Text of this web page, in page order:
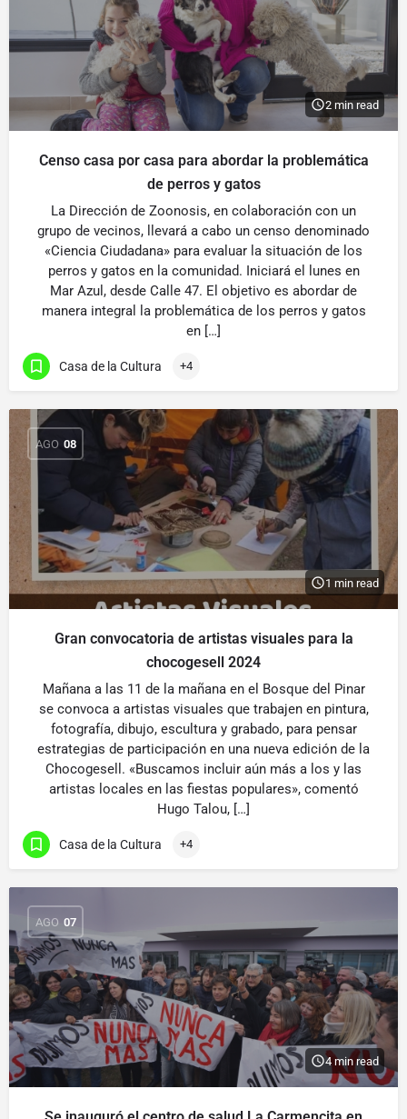
2 min read
Censo casa por casa para abordar la problemática
de perros y gatos
La Dirección de Zoonosis, en colaboración con un
grupo de vecinos, llevará a cabo un censo denominado
«Ciencia Ciudadana» para evaluar la situación de los
perros y gatos en la comunidad. Iniciará el lunes en
Mar Azul, desde Calle 47. El objetivo es abordar de
manera integral la problemática de los perros y gatos
en […]
Casa de la Cultura +4
AGO 08
1 min read
Gran convocatoria de artistas visuales para la
chocogesell 2024
Mañana a las 11 de la mañana en el Bosque del Pinar
se convoca a artistas visuales que trabajen en pintura,
fotografía, dibujo, escultura y grabado, para pensar
estrategias de participación en una nueva edición de la
Chocogesell. «Buscamos incluir aún más a los y las
artistas locales en las fiestas populares», comentó
Hugo Talou, […]
Casa de la Cultura +4
AGO 07
4 min read